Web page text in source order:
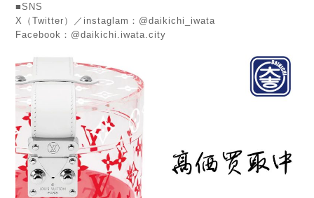
■SNS
X（Twitter）／instaglam：@daikichi_iwata
Facebook：@daikichi.iwata.city